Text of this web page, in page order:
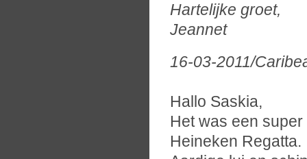
Hartelijke groet,
Jeannet
16-03-2011/
Hallo Saskia,
Het was een
Heineken Regatta.